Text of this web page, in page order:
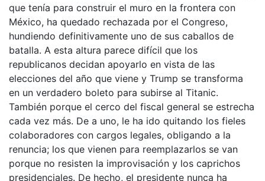
que tenía para construir el muro en la frontera con
México, ha quedado rechazada por el Congreso,
hundiendo definitivamente uno de sus caballos de
batalla. A esta altura parece difícil que los
republicanos decidan apoyarlo en vista de las
elecciones del año que viene y Trump se transforma
en un verdadero boleto para subirse al Titanic.
También porque el cerco del fiscal general se estrecha
cada vez más. De a uno, le ha ido quitando los fieles
colaboradores con cargos legales, obligando a la
renuncia; los que vienen para reemplazarlos se van
porque no resisten la improvisación y los caprichos
presidenciales. De hecho, el presidente nunca ha